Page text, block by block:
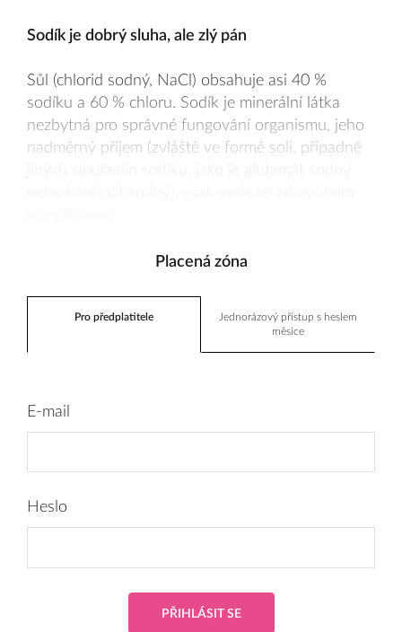
Sodík je dobrý sluha, ale zlý pán
Sůl (chlorid sodný, NaCl) obsahuje asi 40 %
sodíku a 60 % chloru. Sodík je minerální látka
nezbytná pro správné fungování organismu, jeho
nadměrný příjem (zvláště ve formě soli, případně
Placená zóna
Pro předplatitele
Jednorázový přístup s heslem
měsíce
E-mail
Heslo
PŘIHLÁSIT SE